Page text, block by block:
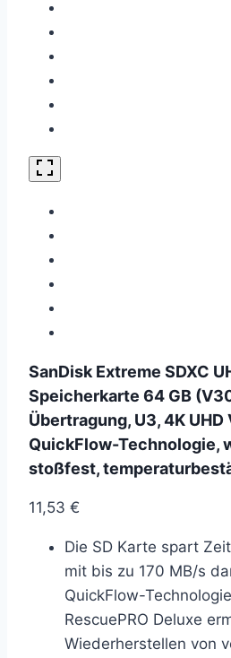
SanDisk Extreme SDXC
Speicherkarte 64 GB
Übertragung, U3, 4K UHD
QuickFlow-Technologie,
stoßfest,
11,53 €
Die SD Karte spart
mit bis zu 170 MB/s
QuickFlow-
RescuePRO Deluxe
Wiederherstellen von